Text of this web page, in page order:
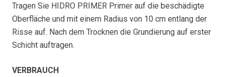
Tragen Sie HIDRO PRIMER Primer auf die beschädigte
Oberfläche und mit einem Radius von 10 cm entlang der
Risse auf. Nach dem Trocknen die Grundierung auf erster
Schicht auftragen.
VERBRAUCH